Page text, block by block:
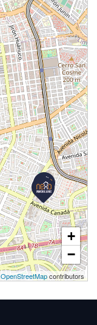
+
−
OpenStreetMapcontributors